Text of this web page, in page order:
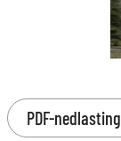
PDF-nedlasting